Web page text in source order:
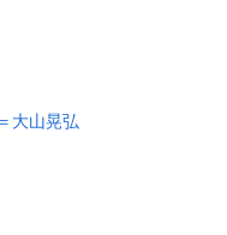
大山晃弘